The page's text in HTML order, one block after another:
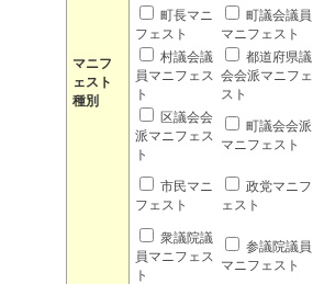
マニフ
ェスト
種別
町長マニ
フェスト
町議会議員
マニフェスト
村議会議
員マニフェス
ト
都道府県議
会会派マニフェ
スト
区議会会
派マニフェス
ト
町議会会派
マニフェスト
市民マニ
フェスト
政党マニフ
ェスト
衆議院議
員マニフェス
ト
参議院議員
マニフェスト